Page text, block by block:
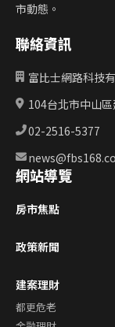
市動態。
聯絡資訊
富比士網路科技
104台北市中山
02-2516-5377
網站導覽
房市焦點
政策新聞
建案理財
都更危老